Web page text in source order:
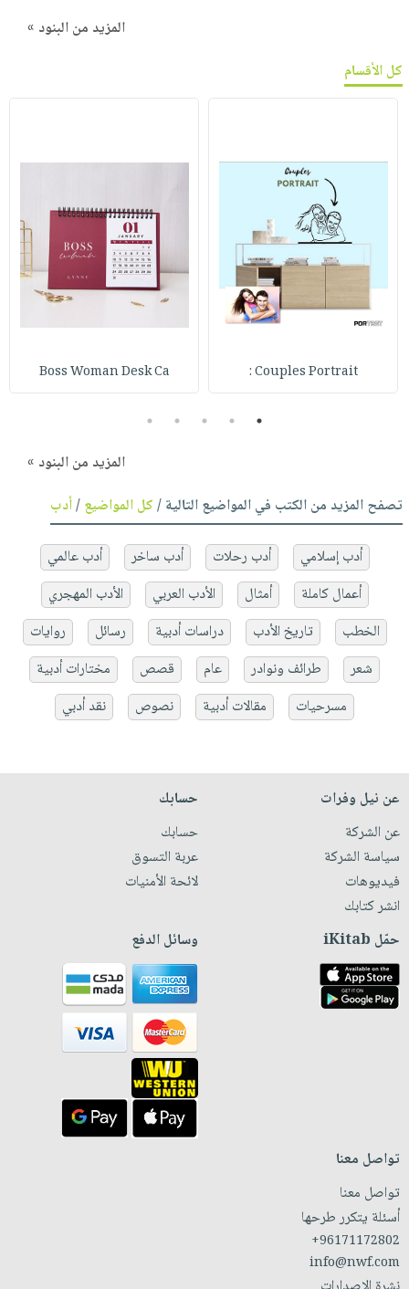
المزيد من البنود »
كل الأقسام
Couples Portrait :
Boss Woman Desk Ca
1
2
3
4
5
المزيد من البنود »
تصفح المزيد من الكتب في المواضيع التالية /كل المواضيع/أدب
أدب إسلامي أدب رحلات أدب ساخر
أدب عالمي
أعمال كاملة
أمثال الأدب العربي
الأدب المهجري
الخطب
تاريخ الأدب دراسات أدبية رسائل
روايات
شعر
طرائف ونوادر عام قصص
مختارات أدبية
مسرحيات
مقالات أدبية نصوص نقد أدبي
عن نيل وفرات
عن الشركة
سياسة الشركة
فيديوهات
انشر كتابك
حسابك
حسابك
عربة التسوق
لائحة الأمنيات
حمّل iKitab وسائل الدفع
تواصل معنا
تواصل معنا
أسئلة يتكرر طرحها
+96171172802
info@nwf.com